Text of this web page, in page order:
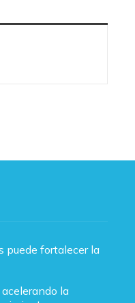
puede fortalecer la
la